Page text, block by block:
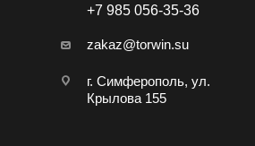
24 часа (в зависимости от материалов
+7 985 056-35-36
zakaz@torwin.su
г. Симферополь, ул.
Крылова 155